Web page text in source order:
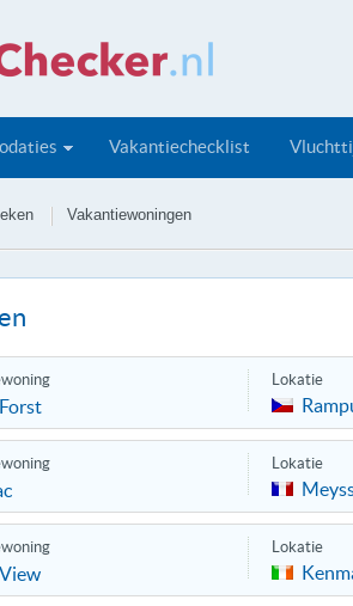
Vakantiechecklist
Vakantiewoningen
Lokatie
Lokatie
Lokatie